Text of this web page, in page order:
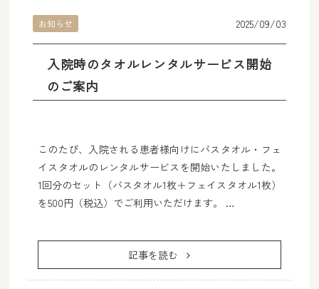
入院時のタオルレンタルサービス開始
のご案内
お知らせ 2025/09/03
このたび、入院される患者様向けにバスタオル・フェ
イスタオルのレンタルサービスを開始いたしました。
1回分のセット（バスタオル1枚＋フェイスタオル1枚）
を500円（税込）でご利用いただけます。 …
記事を読む
よくあるご質問
お産について
婦人科
SNS